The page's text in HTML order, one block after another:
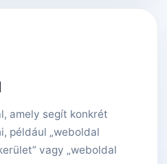
amely segít konkrét
például „weboldal
vagy „weboldal